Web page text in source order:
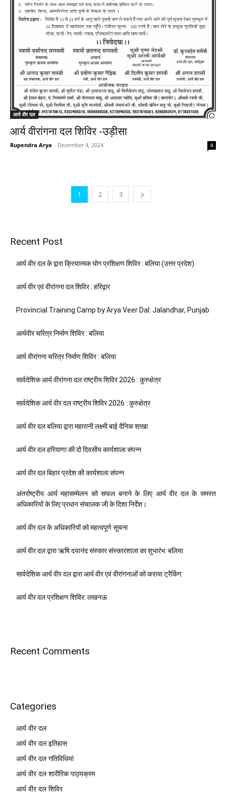
आर्य वीर दल
आर्य वीरांगना दल शिविर -उड़ीसा
Rupendra Arya - December 4, 2024 0
1 2 3
Recent Post
आर्य वीर दल के द्वारा क्रियात्मक योग प्रशिक्षण शिविर : बलिया (उत्तर प्रदेश)
आर्य वीर एवं वीरांगना दल शिविर : हरिद्वार
Provincial Training Camp by Arya Veer Dal: Jalandhar, Punjab
आर्यवीर चरित्र निर्माण शिविर : बलिया
आर्य वीरांगना चरित्र निर्माण शिविर : बलिया
सार्वदेशिक आर्य वीरांगना दल राष्ट्रीय शिविर 2026 : कुरुक्षेत्र
सार्वदेशिक आर्य वीर दल राष्ट्रीय शिविर 2026 : कुरुक्षेत्र
आर्य वीर दल बलिया द्वारा महारानी लक्ष्मी बाई दैनिक शाखा
आर्य वीर दल हरियाणा की दो दिवसीय कार्यशाला संपन्न
आर्य वीर दल बिहार प्रदेश की कार्यशाला संपन्न
अंतर्राष्ट्रीय आर्य महासम्मेलन को सफल बनाने के लिए आर्य वीर दल के समस्त
अधिकारियों के लिए प्रधान संचालक जी के दिशा निर्देश।
आर्य वीर दल के अधिकारियों को महत्वपूर्ण सूचना
आर्य वीर दल द्वारा ऋषि दयानंद संस्कार संस्कारशाला का शुभारंभ: बलिया
सार्वदेशिक आर्य वीर दल द्वारा आर्य वीर एवं वीरांगनाओं को कराया ट्रैकिंग:
आर्य वीर दल प्रशिक्षण शिविर: लखनऊ
Recent Comments
Categories
आर्य वीर दल
आर्य वीर दल इतिहास
आर्य वीर दल गतिविधियां
आर्य वीर दल शारीरिक पाठ्यक्रम
आर्य वीर दल शिविर